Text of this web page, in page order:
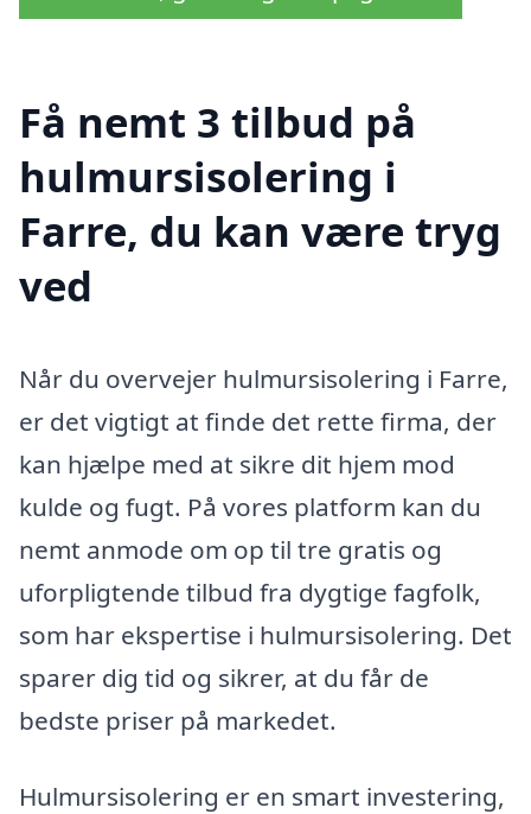
Få nemt 3 tilbud på
hulmursisolering i
Farre, du kan være tryg
ved
Når du overvejer hulmursisolering i Farre,
er det vigtigt at finde det rette firma, der
kan hjælpe med at sikre dit hjem mod
kulde og fugt. På vores platform kan du
nemt anmode om op til tre gratis og
uforpligtende tilbud fra dygtige fagfolk,
som har ekspertise i hulmursisolering. Det
sparer dig tid og sikrer, at du får de
bedste priser på markedet.
Hulmursisolering er en smart investering,